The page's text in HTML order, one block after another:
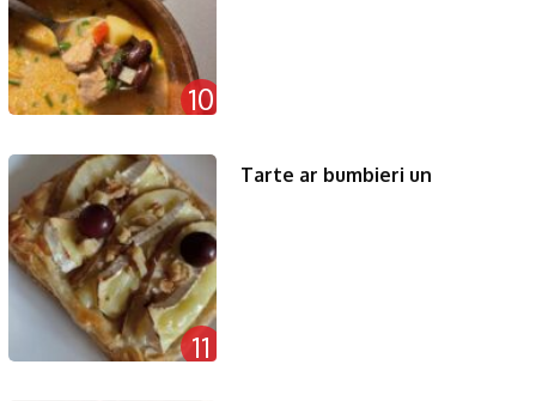
10
11
Tarte ar bumbieri un